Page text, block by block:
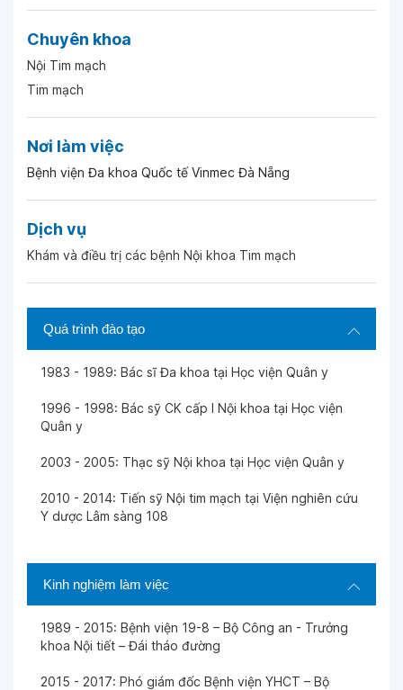
Chuyên khoa
Nội Tim mạch
Tim mạch
Nơi làm việc
Bệnh viện Đa khoa Quốc tế Vinmec Đà Nẵng
Dịch vụ
Khám và điều trị các bệnh Nội khoa Tim mạch
Quá trình đào tạo
1983 - 1989: Bác sĩ Đa khoa tại Học viện Quân y
1996 - 1998: Bác sỹ CK cấp I Nội khoa tại Học viện
Quân y
2003 - 2005: Thạc sỹ Nội khoa tại Học viện Quân y
2010 - 2014: Tiến sỹ Nội tim mạch tại Viện nghiên cứu
Y dược Lâm sàng 108
Kinh nghiệm làm việc
1989 - 2015: Bệnh viện 19-8 – Bộ Công an - Trưởng
khoa Nội tiết – Đái tháo đường
2015 - 2017: Phó giám đốc Bệnh viện YHCT – Bộ